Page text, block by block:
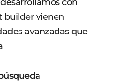
con
builder vienen
avanzadas que